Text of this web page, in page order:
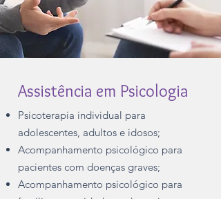
Assistência em Psicologia
Psicoterapia individual para
adolescentes, adultos e idosos;
Acompanhamento psicológico para
pacientes com doenças graves;
Acompanhamento psicológico para